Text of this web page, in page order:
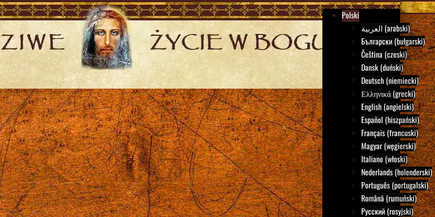
Polski
العربية (arabski)
Български (bułgarski)
Čeština (czeski)
Dansk (duński)
Deutsch (niemiecki)
Ελληνικά (grecki)
English (angielski)
Español (hiszpański)
Français (francuski)
Magyar (węgierski)
Italiano (włoski)
Nederlands (holenderski)
Português (portugalski)
Română (rumuński)
Русский (rosyjski)